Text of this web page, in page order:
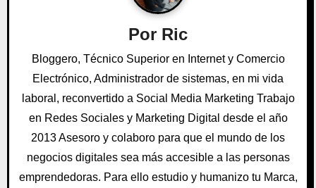
n
d
e
e
n
Por Ric
Bloggero, Técnico Superior en Internet y Comercio
Electrónico, Administrador de sistemas, en mi vida
laboral, reconvertido a Social Media Marketing Trabajo
en Redes Sociales y Marketing Digital desde el año
2013 Asesoro y colaboro para que el mundo de los
negocios digitales sea más accesible a las personas
emprendedoras. Para ello estudio y humanizo tu Marca,